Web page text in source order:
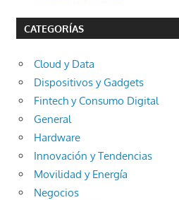
CATEGORÍAS
Cloud y Data
Dispositivos y Gadgets
Fintech y Consumo Digital
General
Hardware
Innovación y Tendencias
Movilidad y Energía
Negocios